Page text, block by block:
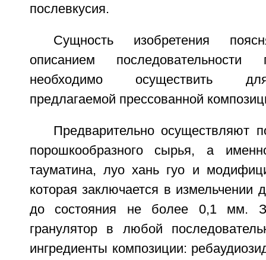
послевкусия.
Сущность изобретения
описанием
необходимо осуществить
предлагаемой прессованной
Предварительно осуществляют
порошкообразного сырья, а
тауматина, луо хань гуо и
которая заключается в измельчении
до состояния не более 0,1 мм.
гранулятор в любой
ингредиенты композиции: